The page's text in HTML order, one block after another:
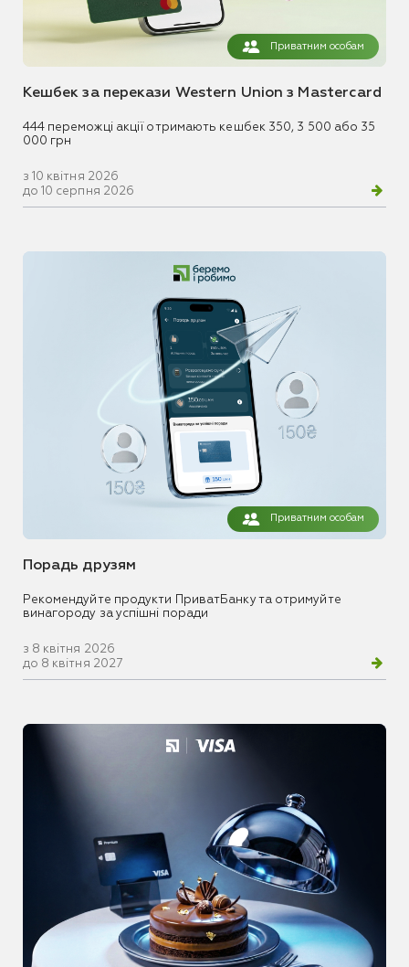
Приватним особам
Кешбек за перекази Western Union з Mastercard
444 переможці акції отримають кешбек 350, 3 500 або 35
000 грн
з 10 квітня 2026
до 10 серпня 2026
Приватним особам
Порадь друзям
Рекомендуйте продукти ПриватБанку та отримуйте
винагороду за успішні поради
з 8 квітня 2026
до 8 квітня 2027